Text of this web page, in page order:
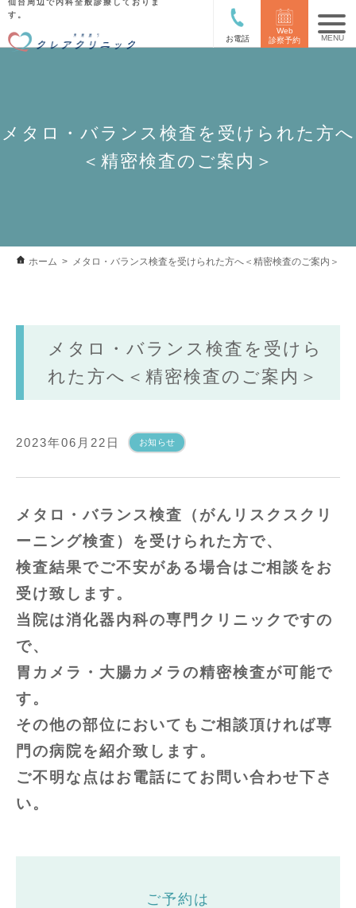
す。
お電話
Web
診察予約
メタロ・バランス検査を受けられた方へ
＜精密検査のご案内＞
ホーム メタロ・バランス検査を受けられた方へ＜精密検査のご案内＞
メタロ・バランス検査を受けら
れた方へ＜精密検査のご案内＞
2023年06月22日 お知らせ
メタロ・バランス検査（がんリスクスクリ
ーニング検査）を受けられた方で、
検査結果でご不安がある場合はご相談をお
受け致します。
当院は消化器内科の専門クリニックですの
で、
胃カメラ・大腸カメラの精密検査が可能で
す。
その他の部位においてもご相談頂ければ専
門の病院を紹介致します。
ご不明な点はお電話にてお問い合わせ下さ
い。
ご予約は